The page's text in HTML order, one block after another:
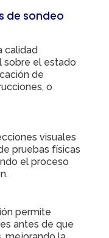
de sondeo
calidad
sobre el estado
de
o
visuales
pruebas físicas
el proceso
permite
antes de que